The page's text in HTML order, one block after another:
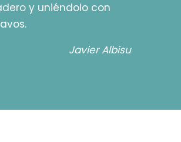
y uniéndolo con
Javier Albisu